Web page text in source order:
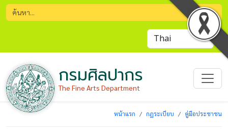
กรมศิลปากร
The Fine Arts Department
หน้าแรก กฎระเบียบ คู่มือประชาชน